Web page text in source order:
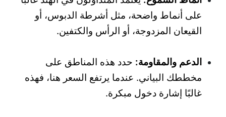
على أنماط واضحة، مثل أشرطة الدبوس، أو
القيعان المزدوجة، أو الرأس والكتفين.
الدعم والمقاومة: حدد هذه المناطق على
مخططك البياني. عندما يرتفع السعر هنا، فهذه
غالبًا إشارة دخول مبكرة.